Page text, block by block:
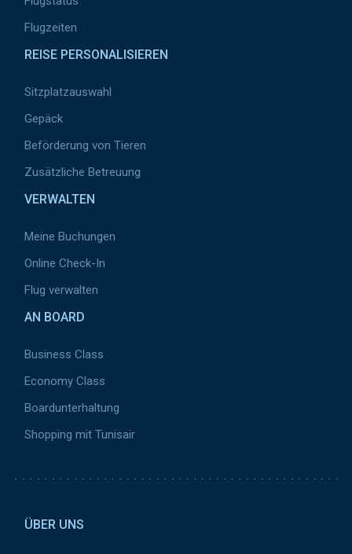
Flugzeiten
REISE PERSONALISIEREN
Sitzplatzauswahl
Gepäck
Beförderung von Tieren
Zusätzliche Betreuung
VERWALTEN
Meine Buchungen
Online Check-In
Flug verwalten
AN BOARD
Business Class
Economy Class
Boardunterhaltung
Shopping mit Tunisair
ÜBER UNS